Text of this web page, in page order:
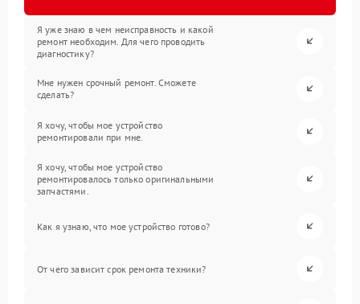
Я уже знаю в чем неисправность и какой
ремонт необходим. Для чего проводить
диагностику?
Мне нужен срочный ремонт. Сможете
сделать?
Я хочу, чтобы мое устройство
ремонтировали при мне.
Я хочу, чтобы мое устройство
ремонтировалось только оригинальными
запчастями.
Как я узнаю, что мое устройство готово?
От чего зависит срок ремонта техники?